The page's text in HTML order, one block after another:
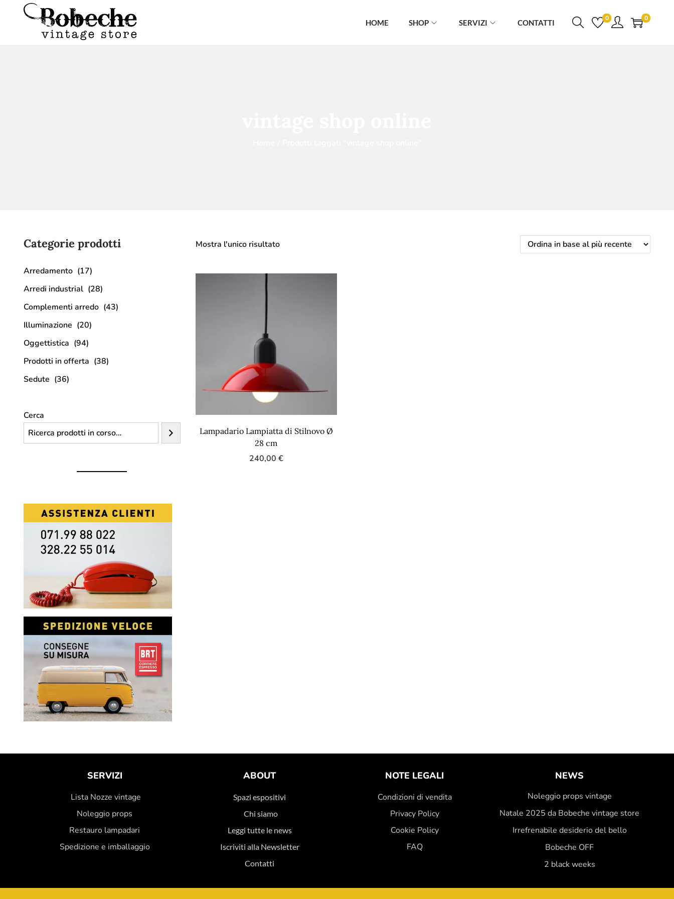
HOME SHOP SERVIZI CONTATTI 0 0
Mostra l'unico risultato
Lampadario Lampiatta di Stilnovo Ø
28 cm
240,00 €
Categorie prodotti
Arredamento (17)
Arredi industrial (28)
Complementi arredo (43)
Illuminazione (20)
Oggettistica (94)
Prodotti in offerta (38)
Sedute (36)
Cerca
SERVIZI
Lista Nozze vintage
Noleggio props
Restauro lampadari
Spedizione e imballaggio
ABOUT
Spazi espositivi
Chi siamo
Leggi tutte le news
Iscriviti alla Newsletter
Contatti
NOTE LEGALI
Condizioni di vendita
Privacy Policy
Cookie Policy
FAQ
NEWS
Noleggio props vintage
Natale 2025 da Bobeche vintage store
Irrefrenabile desiderio del bello
Bobeche OFF
2 black weeks